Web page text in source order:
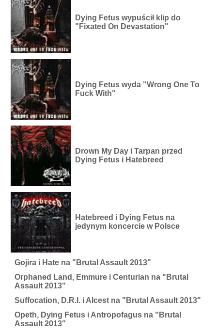
Dying Fetus wypuścił klip do
"Fixated On Devastation"
Dying Fetus wyda "Wrong One To
Fuck With"
Drown My Day i Tarpan przed
Dying Fetus i Hatebreed
Hatebreed i Dying Fetus na
jedynym koncercie w Polsce
Gojira i Hate na "Brutal Assault 2013"
Orphaned Land, Emmure i Centurian na "Brutal
Assault 2013"
Suffocation, D.R.I. i Alcest na "Brutal Assault 2013"
Opeth, Dying Fetus i Antropofagus na "Brutal
Assault 2013"